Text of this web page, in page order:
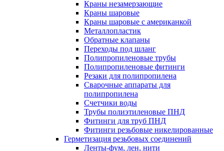
Краны незамерзающие
Краны шаровые
Краны шаровые с американкой
Металлопластик
Обратные клапаны
Переходы под шланг
Полипропиленовые трубы
Полипропиленовые фитинги
Резаки для полипропилена
Сварочные аппараты для
полипропилена
Счетчики воды
Трубы полиэтиленовые ПНД
Фитинги для труб ПНД
Фитинги резьбовые никелированные
Герметизация резьбовых соединений
Ленты-фум, лен, нити